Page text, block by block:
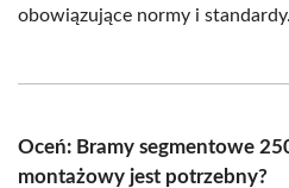
obowiązujące normy i standardy.
Oceń: Bramy segmentowe
montażowy jest potrzebny?